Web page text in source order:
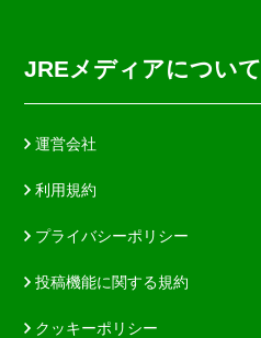
JREメディアについて
運営会社
利用規約
プライバシーポリシー
投稿機能に関する規約
クッキーポリシー